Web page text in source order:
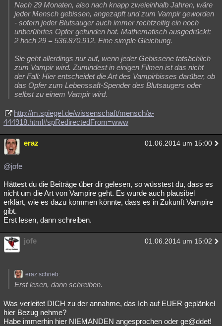
Nach 29 Monaten, also nach knapp zweieinhalb Jahren, wäre
jeder Mensch gebissen, angezapft und zum Vampir geworden
- sofern jeder Blutsauger auch immer rechtzeitig ein noch
unberührtes Opfer gefunden hat. Mathematisch ausgedrückt:
2 hoch 29 = 536.870.912. Eine simple Gleichung.
Sie geht allerdings nur auf, wenn jeder Gebissene tatsächlich
zum Vampir wird. Zumindest in einigen Filmen ist das nicht
der Fall: Hier entscheidet die Art des Vampirbisses darüber, ob
das Opfer zum Lebenssaft-Spender des Blutsaugers oder
selbst zu einem Vampir wird.
http://m.spiegel.de/wissenschaft/mensch/a-
444918.html#spRedirectedFrom=www
eraz 01.06.2014 um 15:00
@jofe
Hättest du die Beiträge über dir gelesen, so wüsstest du, dass es
nicht um die Art von Vampire geht. Es wurde auch plausibel
erklärt, wie es dazu kommen könnte, dass es in Zukunft Vampire
gibt.
Erst lesen, dann schreiben.
jofe 01.06.2014 um 15:02
eraz schrieb:
Erst lesen, dann schreiben.
Was verleitet DICH zu der annahme, das Ich auf EUER geplänkel
hier Bezug nehme?
Habe immerhin hier NIEMANDEN angesprochen oder ge@ddet!